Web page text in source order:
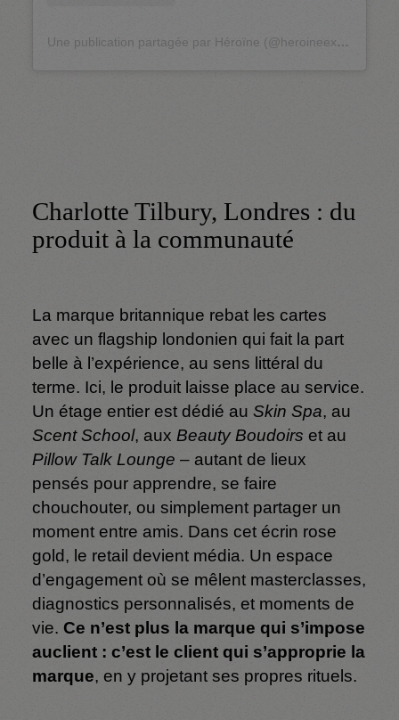
Une publication partagée par Héroïne (@heroineexperience)
Charlotte Tilbury, Londres : du
produit à la communauté
La marque britannique rebat les cartes
avec un flagship londonien qui fait la part
belle à l’expérience, au sens littéral du
terme. Ici, le produit laisse place au service.
Un étage entier est dédié au Skin Spa, au
Scent School, aux Beauty Boudoirs et au
Pillow Talk Lounge – autant de lieux
pensés pour apprendre, se faire
chouchouter, ou simplement partager un
moment entre amis. Dans cet écrin rose
gold, le retail devient média. Un espace
d’engagement où se mêlent masterclasses,
diagnostics personnalisés, et moments de
vie. Ce n’est plus la marque qui s’impose
auclient : c’est le client qui s’approprie la
marque, en y projetant ses propres rituels.